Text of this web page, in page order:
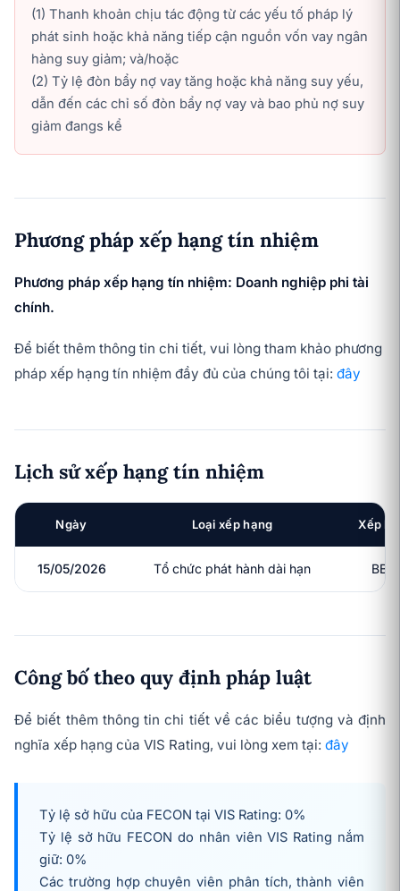
(1) Thanh khoản chịu tác động từ các yếu tố pháp lý
phát sinh hoặc khả năng tiếp cận nguồn vốn vay ngân
hàng suy giảm; và/hoặc
(2) Tỷ lệ đòn bẩy nợ vay tăng hoặc khả năng suy yếu,
dẫn đến các chỉ số đòn bẩy nợ vay và bao phủ nợ suy
giảm đangs kể
Phương pháp xếp hạng tín nhiệm
Phương pháp xếp hạng tín nhiệm: Doanh nghiệp phi tài
chính.
Để biết thêm thông tin chi tiết, vui lòng tham khảo phương
pháp xếp hạng tín nhiệm đầy đủ của chúng tôi tại: đây
Lịch sử xếp hạng tín nhiệm
Ngày Loại xếp hạng Xếp
15/05/2026 Tổ chức phát hành dài hạn BBB-
Công bố theo quy định pháp luật
Để biết thêm thông tin chi tiết về các biểu tượng và định
nghĩa xếp hạng của VIS Rating, vui lòng xem tại: đây
Tỷ lệ sở hữu của FECON tại VIS Rating: 0%
Tỷ lệ sở hữu FECON do nhân viên VIS Rating nắm
giữ: 0%
Các trường hợp chuyên viên phân tích, thành viên